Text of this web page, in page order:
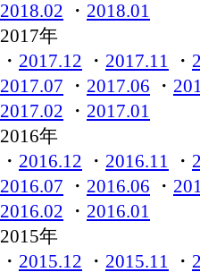
2018.02 ・ 2018.01
2017年
・ 2017.12 ・ 2017.11 ・
2017.07 ・ 2017.06 ・
2017.02 ・ 2017.01
2016年
・ 2016.12 ・ 2016.11 ・
2016.07 ・ 2016.06 ・
2016.02 ・ 2016.01
2015年
・ 2015.12 ・ 2015.11 ・